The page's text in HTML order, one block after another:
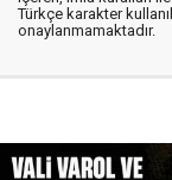
Türkçe karakter
onaylanmamaktadır.